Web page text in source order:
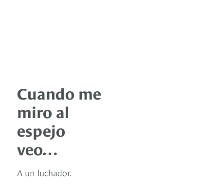
Cuando me
miro al
espejo
veo…
A un luchador.